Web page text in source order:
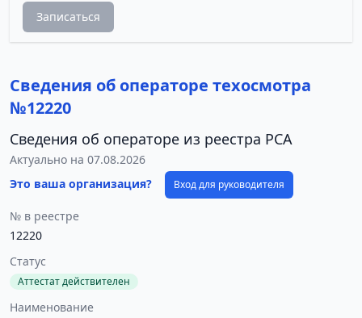
Записаться
Сведения об операторе техосмотра
№12220
Сведения об операторе из реестра РСА
Актуально на 07.08.2026
Это ваша организация?
Вход для руководителя
№ в реестре
12220
Статус
Аттестат действителен
Наименование